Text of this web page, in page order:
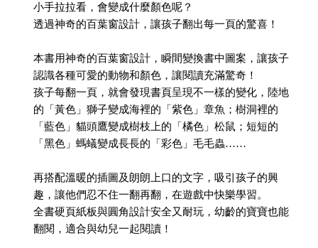
小手拉拉看，會變成什麼顏色呢？
透過神奇的百葉窗設計，讓孩子翻出每一頁的驚喜！
本書用神奇的百葉窗設計，瞬間變換書中圖案，讓孩子
認識各種可愛的動物和顏色，讓閱讀充滿驚奇！
孩子每翻一頁，就會發現書頁呈現不一樣的變化，陸地
的「黃色」獅子變成海裡的「紫色」章魚；樹洞裡的
「藍色」貓頭鷹變成樹枝上的「橘色」松鼠；短短的
「黑色」螞蟻變成長長的「彩色」毛毛蟲……
再搭配溫暖的插圖及朗朗上口的文字，吸引孩子的興
趣，讓他們忍不住一翻再翻，在遊戲中快樂學習。
全書硬頁紙板與圓角設計安全又耐玩，幼齡的寶寶也能
翻閱，適合與幼兒一起閱讀！